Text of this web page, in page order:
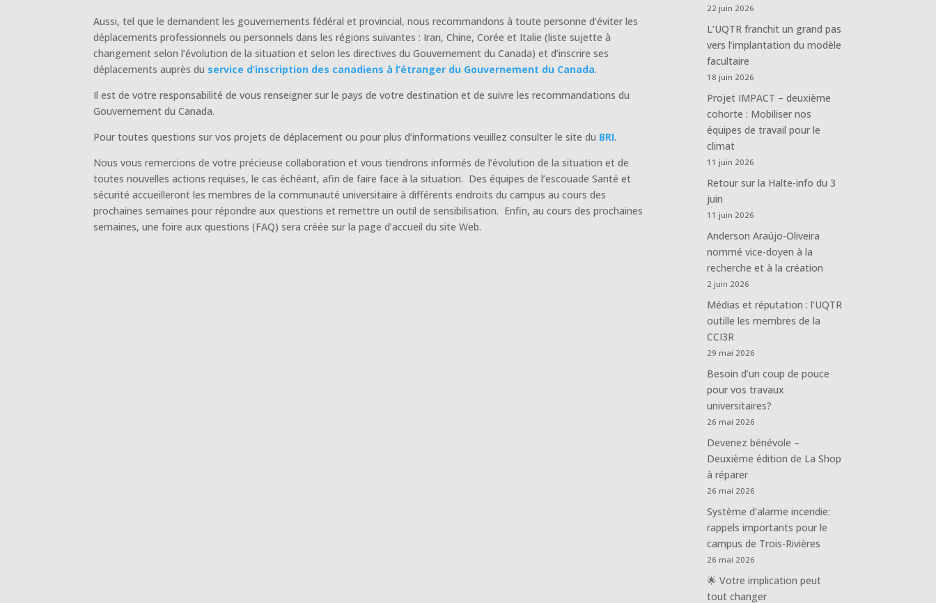
Aussi, tel que le demandent les gouvernements fédéral et provincial, nous recommandons à toute personne d’éviter les
déplacements professionnels ou personnels dans les régions suivantes : Iran, Chine, Corée et Italie (liste sujette à
changement selon l’évolution de la situation et selon les directives du Gouvernement du Canada) et d’inscrire ses
déplacements auprès du service d’inscription des canadiens à l’étranger du Gouvernement du Canada.
Il est de votre responsabilité de vous renseigner sur le pays de votre destination et de suivre les recommandations du
Gouvernement du Canada.
Pour toutes questions sur vos projets de déplacement ou pour plus d’informations veuillez consulter le site du BRI.
Nous vous remercions de votre précieuse collaboration et vous tiendrons informés de l’évolution de la situation et de
toutes nouvelles actions requises, le cas échéant, afin de faire face à la situation. Des équipes de l’escouade Santé et
sécurité accueilleront les membres de la communauté universitaire à différents endroits du campus au cours des
prochaines semaines pour répondre aux questions et remettre un outil de sensibilisation. Enfin, au cours des prochaines
semaines, une foire aux questions (FAQ) sera créée sur la page d’accueil du site Web.
22 juin 2026
L’UQTR franchit un grand pas
vers l’implantation du modèle
facultaire
18 juin 2026
Projet IMPACT – deuxième
cohorte : Mobiliser nos
équipes de travail pour le
climat
11 juin 2026
Retour sur la Halte-info du 3
juin
11 juin 2026
Anderson Araújo-Oliveira
nommé vice-doyen à la
recherche et à la création
2 juin 2026
Médias et réputation : l’UQTR
outille les membres de la
CCI3R
29 mai 2026
Besoin d’un coup de pouce
pour vos travaux
universitaires?
26 mai 2026
Devenez bénévole –
Deuxième édition de La Shop
à réparer
26 mai 2026
Système d’alarme incendie:
rappels importants pour le
campus de Trois-Rivières
26 mai 2026
🌟 Votre implication peut
tout changer